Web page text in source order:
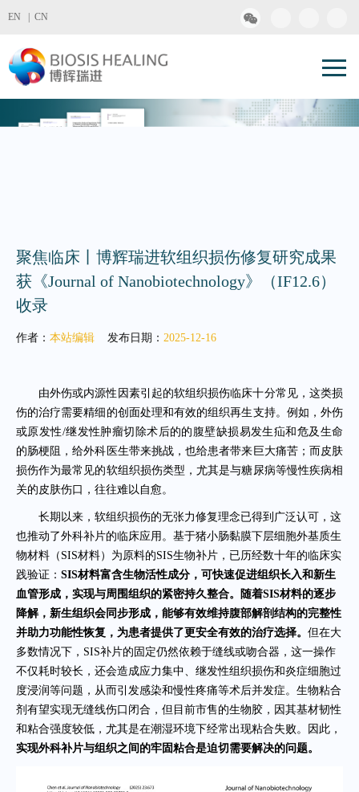
CN
EN |
聚焦临床丨博辉瑞进软组织损伤修复研究成果
获《Journal of Nanobiotechnology》（IF12.6）
收录
作者： 本站编辑 发布日期： 2025-12-16
由外伤或内源性因素引起的软组织损伤临床十分常见，这类损
伤的治疗需要精细的创面处理和有效的组织再生支持。例如，外伤
或原发性/继发性肿瘤切除术后的的腹壁缺损易发生疝和危及生命
的肠梗阻，给外科医生带来挑战，也给患者带来巨大痛苦；而皮肤
损伤作为最常见的软组织损伤类型，尤其是与糖尿病等慢性疾病相
关的皮肤伤口，往往难以自愈。
长期以来，软组织损伤的无张力修复理念已得到广泛认可，这
也推动了外科补片的临床应用。基于猪小肠黏膜下层细胞外基质生
物材料（SIS材料）为原料的SIS生物补片，已历经数十年的临床实
践验证： SIS材料富含生物活性成分，可快速促进组织长入和新生
血管形成，实现与周围组织的紧密持久整合。随着SIS材料的逐步
降解，新生组织会同步形成，能够有效维持腹部解剖结构的完整性
并助力功能性恢复，为患者提供了更安全有效的治疗选择。 但在大
多数情况下，SIS补片的固定仍然依赖于缝线或吻合器，这一操作
不仅耗时较长，还会造成应力集中、继发性组织损伤和炎症细胞过
度浸润等问题，从而引发感染和慢性疼痛等术后并发症。生物粘合
剂有望实现无缝线伤口闭合，但目前市售的生物胶，因其基材韧性
和粘合强度较低，尤其是在潮湿环境下经常出现粘合失败。因此，
实现外科补片与组织之间的牢固粘合是迫切需要解决的问题。